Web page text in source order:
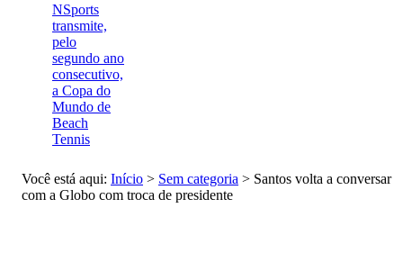
NSports
transmite,
pelo
segundo ano
consecutivo,
a Copa do
Mundo de
Beach
Tennis
Você está aqui: Início > Sem categoria > Santos volta a conversar
com a Globo com troca de presidente